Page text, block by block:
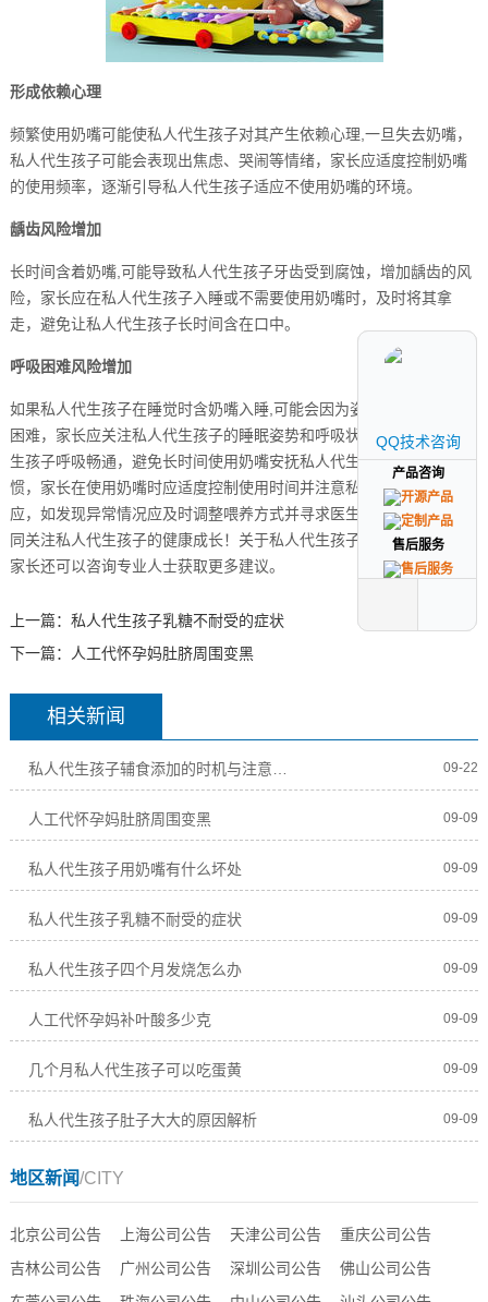
形成依赖心理
频繁使用奶嘴可能使私人代生孩子对其产生依赖心理,一旦失去奶嘴，
私人代生孩子可能会表现出焦虑、哭闹等情绪，家长应适度控制奶嘴
的使用频率，逐渐引导私人代生孩子适应不使用奶嘴的环境。
龋齿风险增加
长时间含着奶嘴,可能导致私人代生孩子牙齿受到腐蚀，增加龋齿的风
险，家长应在私人代生孩子入睡或不需要使用奶嘴时，及时将其拿
走，避免让私人代生孩子长时间含在口中。
呼吸困难风险增加
如果私人代生孩子在睡觉时含奶嘴入睡,可能会因为姿势不当导致呼吸
困难，家长应关注私人代生孩子的睡眠姿势和呼吸状况，确保私人代
生孩子呼吸畅通，避免长时间使用奶嘴安抚私人代生孩子入睡的习
惯，家长在使用奶嘴时应适度控制使用时间并注意私人代生孩子的反
应，如发现异常情况应及时调整喂养方式并寻求医生建议，让我们共
同关注私人代生孩子的健康成长！关于私人代生孩子用奶嘴的问题，
家长还可以咨询专业人士获取更多建议。
上一篇： 私人代生孩子乳糖不耐受的症状
下一篇：
人工代怀孕妈肚脐周围变黑
相关新闻
09-22
人工代怀孕妈肚脐周围变黑 09-09
私人代生孩子用奶嘴有什么坏处 09-09
私人代生孩子乳糖不耐受的症状 09-09
私人代生孩子四个月发烧怎么办 09-09
人工代怀孕妈补叶酸多少克 09-09
几个月私人代生孩子可以吃蛋黄 09-09
私人代生孩子肚子大大的原因解析 09-09
地区新闻/CITY
北京公司公告 上海公司公告 天津公司公告
重庆公司公告
吉林公司公告
广州公司公告 深圳公司公告
佛山公司公告
QQ技术咨询
产品咨询
售后服务
QQ技术咨询
产品咨询
售后服务